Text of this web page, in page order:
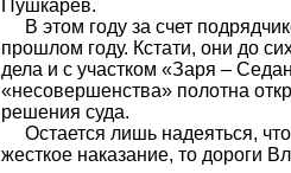
Пушкарев.
В этом году за счет
прошлом году. Кстати, они до
дела и с участком «Заря –
«несовершенства» полотна
решения суда.
Остается лишь надеяться,
жесткое наказание, то дороги